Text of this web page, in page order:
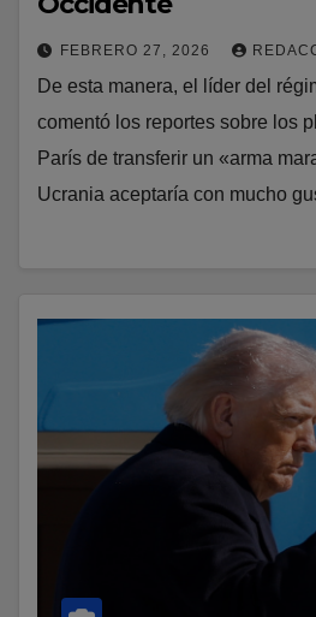
FEBRERO 27, 2026
De esta manera, el líder del
comentó los reportes sobre los
París de transferir un «arma
Ucrania aceptaría con mucho